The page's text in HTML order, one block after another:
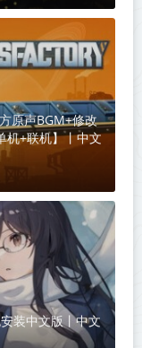
原声BGM+修改
机+联机】丨中文
装中文版丨中文